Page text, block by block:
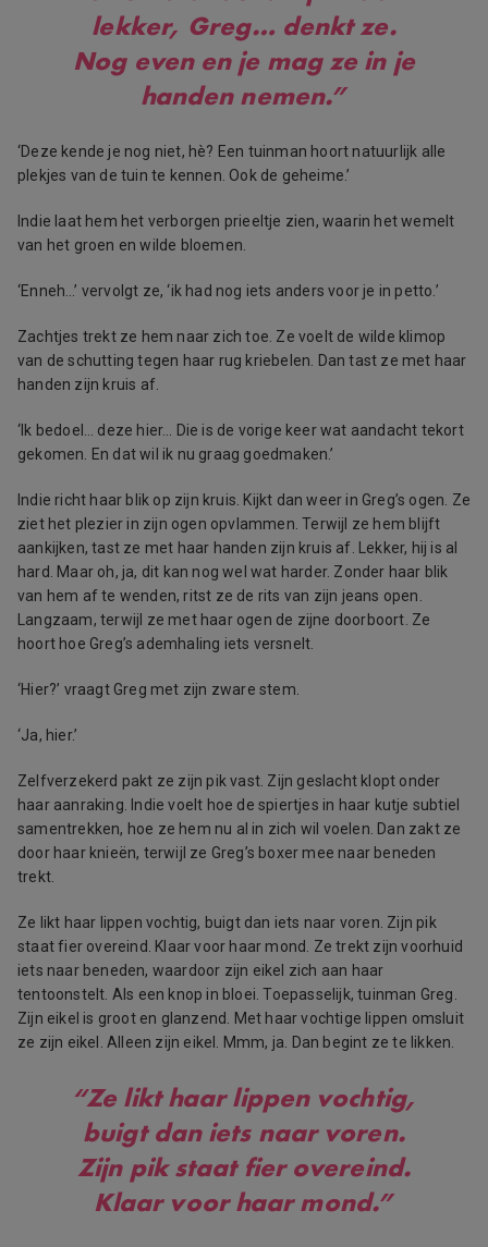
lekker, Greg… denkt ze.
Nog even en je mag ze in je
handen nemen.”
‘Deze kende je nog niet, hè? Een tuinman hoort natuurlijk alle
plekjes van de tuin te kennen. Ook de geheime.’
Indie laat hem het verborgen prieeltje zien, waarin het wemelt
van het groen en wilde bloemen.
‘Enneh…’ vervolgt ze, ‘ik had nog iets anders voor je in petto.’
Zachtjes trekt ze hem naar zich toe. Ze voelt de wilde klimop
van de schutting tegen haar rug kriebelen. Dan tast ze met haar
handen zijn kruis af.
‘Ik bedoel… deze hier… Die is de vorige keer wat aandacht tekort
gekomen. En dat wil ik nu graag goedmaken.’
Indie richt haar blik op zijn kruis. Kijkt dan weer in Greg’s ogen. Ze
ziet het plezier in zijn ogen opvlammen. Terwijl ze hem blijft
aankijken, tast ze met haar handen zijn kruis af. Lekker, hij is al
hard. Maar oh, ja, dit kan nog wel wat harder. Zonder haar blik
van hem af te wenden, ritst ze de rits van zijn jeans open.
Langzaam, terwijl ze met haar ogen de zijne doorboort. Ze
hoort hoe Greg’s ademhaling iets versnelt.
‘Hier?’ vraagt Greg met zijn zware stem.
‘Ja, hier.’
Zelfverzekerd pakt ze zijn pik vast. Zijn geslacht klopt onder
haar aanraking. Indie voelt hoe de spiertjes in haar kutje subtiel
samentrekken, hoe ze hem nu al in zich wil voelen. Dan zakt ze
door haar knieën, terwijl ze Greg’s boxer mee naar beneden
trekt.
Ze likt haar lippen vochtig, buigt dan iets naar voren. Zijn pik
staat fier overeind. Klaar voor haar mond. Ze trekt zijn voorhuid
iets naar beneden, waardoor zijn eikel zich aan haar
tentoonstelt. Als een knop in bloei. Toepasselijk, tuinman Greg.
Zijn eikel is groot en glanzend. Met haar vochtige lippen omsluit
ze zijn eikel. Alleen zijn eikel. Mmm, ja. Dan begint ze te likken.
“Ze likt haar lippen vochtig,
buigt dan iets naar voren.
Zijn pik staat fier overeind.
Klaar voor haar mond.”